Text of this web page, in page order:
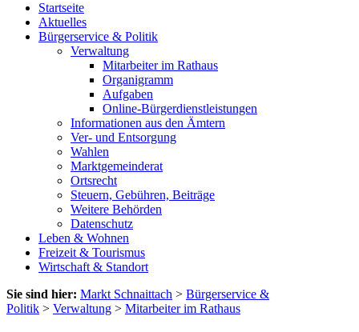
Startseite
Aktuelles
Bürgerservice & Politik
Verwaltung
Mitarbeiter im Rathaus
Organigramm
Aufgaben
Online-Bürgerdienstleistungen
Informationen aus den Ämtern
Ver- und Entsorgung
Wahlen
Marktgemeinderat
Ortsrecht
Steuern, Gebühren, Beiträge
Weitere Behörden
Datenschutz
Leben & Wohnen
Freizeit & Tourismus
Wirtschaft & Standort
Sie sind hier: Markt Schnaittach > Bürgerservice &
Politik > Verwaltung > Mitarbeiter im Rathaus